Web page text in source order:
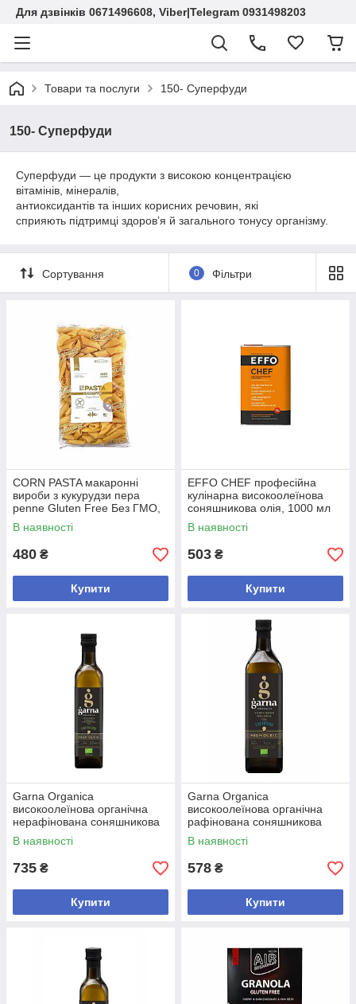
Для дзвінків 0671496608, Viber|Telegram 0931498203
Товари та послуги 150- Суперфуди
150- Суперфуди
Суперфуди — це продукти з високою концентрацією
вітамінів, мінералів,
антиоксидантів та інших корисних речовин, які
сприяють підтримці здоров’я й загального тонусу організму.
Сортування 0 Фільтри
CORN PASTA макаронні
вироби з кукурудзи пера
penne Gluten Free Без ГМО,
350 грам - 10 шт
В наявності
480 ₴
Купити
EFFO CHEF професійна
кулінарна високоолеїнова
соняшникова олія, 1000 мл
В наявності
503 ₴
Купити
Garna Organica
високоолеїнова органічна
нерафінована соняшникова
олія для салатів, 500 мл - 2
шт
В наявності
735 ₴
Купити
Garna Organica
високоолеїнова органічна
рафінована соняшникова
олія для смаження, 1000 мл
В наявності
578 ₴
Купити